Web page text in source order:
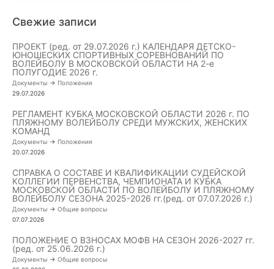
Свежие записи
ПРОЕКТ (ред. от 29.07.2026 г.) КАЛЕНДАРЯ ДЕТСКО-
ЮНОШЕСКИХ СПОРТИВНЫХ СОРЕВНОВАНИЙ ПО
ВОЛЕЙБОЛУ В МОСКОВСКОЙ ОБЛАСТИ НА 2-е
ПОЛУГОДИЕ 2026 г.
Документы -> Положения
29.07.2026
РЕГЛАМЕНТ КУБКА МОСКОВСКОЙ ОБЛАСТИ 2026 г. ПО
ПЛЯЖНОМУ ВОЛЕЙБОЛУ СРЕДИ МУЖСКИХ, ЖЕНСКИХ
КОМАНД
Документы -> Положения
20.07.2026
СПРАВКА О СОСТАВЕ И КВАЛИФИКАЦИИ СУДЕЙСКОЙ
КОЛЛЕГИИ ПЕРВЕНСТВА, ЧЕМПИОНАТА И КУБКА
МОСКОВСКОЙ ОБЛАСТИ ПО ВОЛЕЙБОЛУ И ПЛЯЖНОМУ
ВОЛЕЙБОЛУ СЕЗОНА 2025-2026 гг.(ред. от 07.07.2026 г.)
Документы -> Общие вопросы
07.07.2026
ПОЛОЖЕНИЕ О ВЗНОСАХ МОФВ НА СЕЗОН 2026-2027 гг.
(ред. от 25.06.2026 г.)
Документы -> Общие вопросы